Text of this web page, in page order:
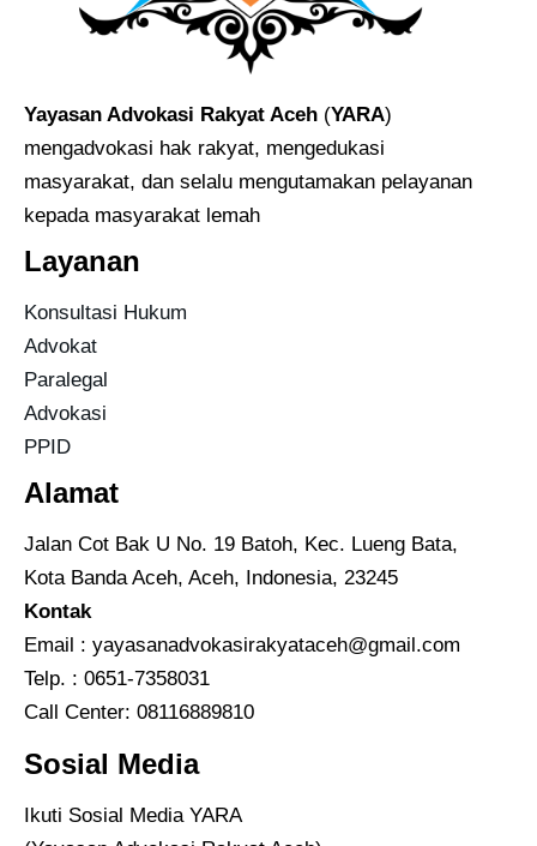
Yayasan Advokasi Rakyat Aceh (YARA)
mengadvokasi hak rakyat, mengedukasi
masyarakat, dan selalu mengutamakan pelayanan
kepada masyarakat lemah
Layanan
Konsultasi Hukum
Advokat
Paralegal
Advokasi
PPID
Alamat
Jalan Cot Bak U No. 19 Batoh, Kec. Lueng Bata,
Kota Banda Aceh, Aceh, Indonesia, 23245
Kontak
Email : yayasanadvokasirakyataceh@gmail.com
Telp. : 0651-7358031
Call Center: 08116889810
Sosial Media
Ikuti Sosial Media YARA